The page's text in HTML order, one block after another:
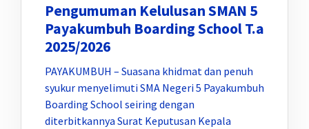
Pengumuman Kelulusan SMAN 5
Payakumbuh Boarding School T.a
2025/2026
PAYAKUMBUH – Suasana khidmat dan penuh
syukur menyelimuti SMA Negeri 5 Payakumbuh
Boarding School seiring dengan
diterbitkannya Surat Keputusan Kepala